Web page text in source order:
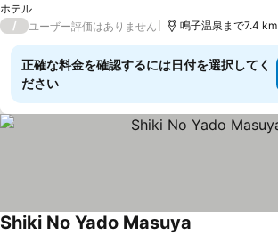
ホテル
/ ユーザー評価はありません 鳴子温泉まで7.4 km
正確な料金を確認するには日付を選択してく
ださい
Shiki No Yado Masuya